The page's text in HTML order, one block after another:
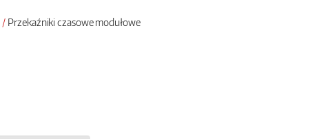
Przekaźniki czasowe modułowe